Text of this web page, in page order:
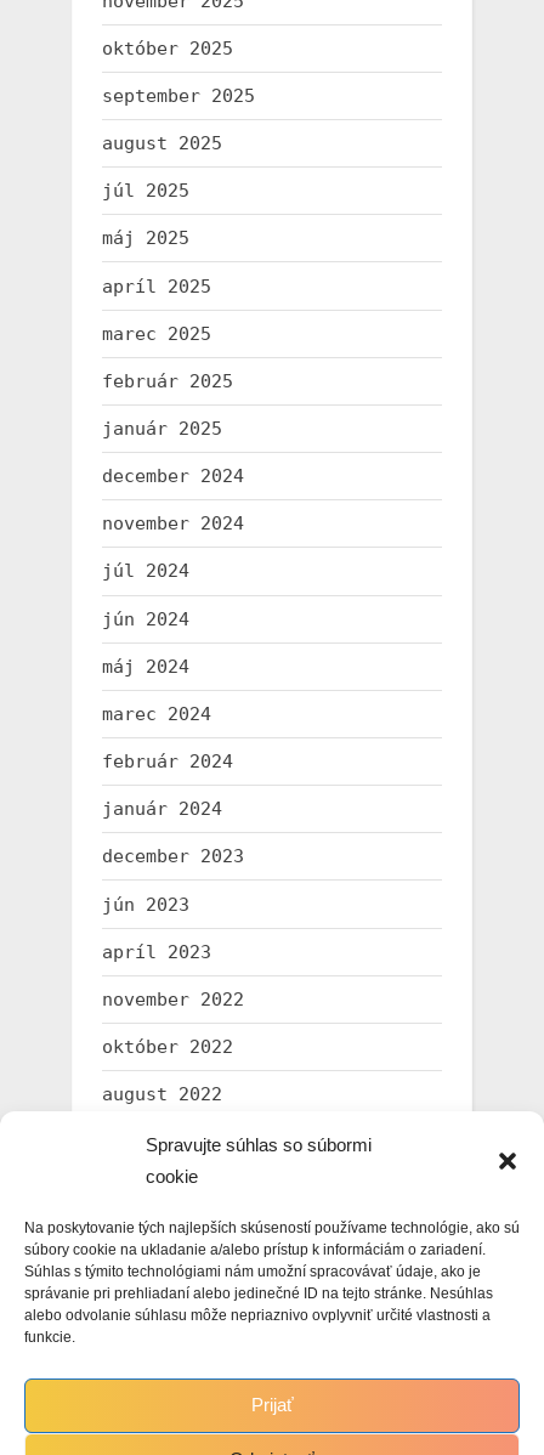
Spravujte súhlas so súbormi
cookie
Na poskytovanie tých najlepších skúseností používame technológie, ako sú
súbory cookie na ukladanie a/alebo prístup k informáciám o zariadení.
Súhlas s týmito technológiami nám umožní spracovávať údaje, ako je
správanie pri prehliadaní alebo jedinečné ID na tejto stránke. Nesúhlas
alebo odvolanie súhlasu môže nepriaznivo ovplyvniť určité vlastnosti a
funkcie.
Prijať
október 2025
september 2025
august 2025
júl 2025
máj 2025
apríl 2025
marec 2025
február 2025
január 2025
december 2024
november 2024
júl 2024
jún 2024
máj 2024
marec 2024
február 2024
január 2024
december 2023
jún 2023
apríl 2023
november 2022
október 2022
august 2022
júl 2022
marec 2022
február 2022
január 2022
november 2021
október 2021